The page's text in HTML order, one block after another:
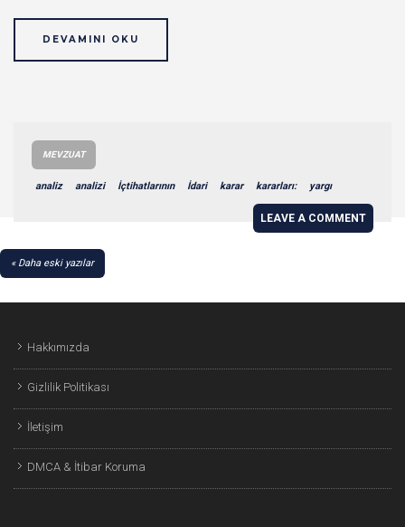
DEVAMINI OKU
MEVZUAT
analiz analizi İçtihatlarının İdari karar kararları: yargı
LEAVE A COMMENT
YAZI
Daha eski yazılar
Hakkımızda
Gizlilik Politikası
İletişim
DMCA & İtibar Koruma